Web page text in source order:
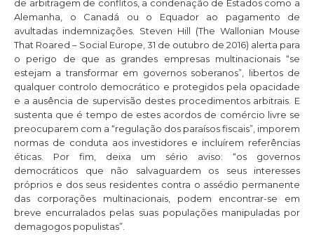
de arbitragem de conflitos, a condenação de Estados como a
Alemanha, o Canadá ou o Equador ao pagamento de
avultadas indemnizações. Steven Hill (The Wallonian Mouse
That Roared – Social Europe, 31 de outubro de 2016) alerta para
o perigo de que as grandes empresas multinacionais “se
estejam a transformar em governos soberanos”, libertos de
qualquer controlo democrático e protegidos pela opacidade
e a ausência de supervisão destes procedimentos arbitrais. E
sustenta que é tempo de estes acordos de comércio livre se
preocuparem com a “regulação dos paraísos fiscais”, imporem
normas de conduta aos investidores e incluírem referências
éticas. Por fim, deixa um sério aviso: “os governos
democráticos que não salvaguardem os seus interesses
próprios e dos seus residentes contra o assédio permanente
das corporações multinacionais, podem encontrar-se em
breve encurralados pelas suas populações manipuladas por
demagogos populistas”.